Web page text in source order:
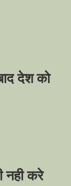
देश को
नही करे